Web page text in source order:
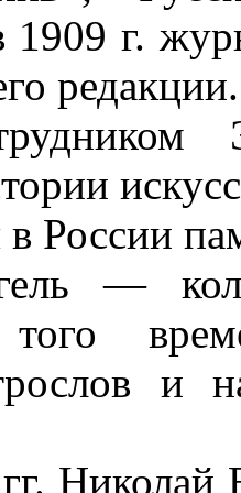
1909 г.
редакции.
России
—
того
и